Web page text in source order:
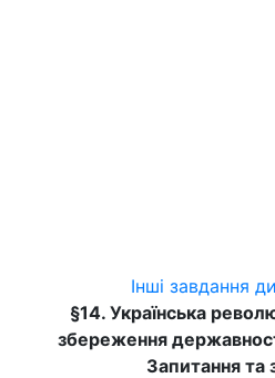
Інші завдання
§14. Українська
збереження
Запитання та